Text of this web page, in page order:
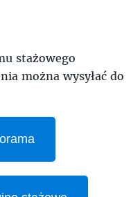
stażowego
można wysyłać do